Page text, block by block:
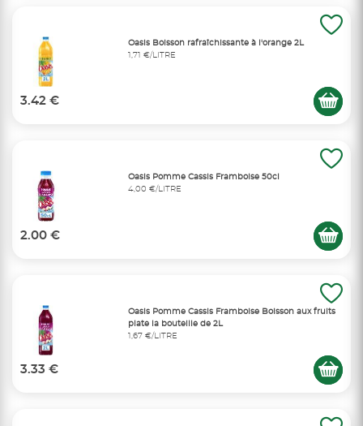
Oasis Boisson rafraîchissante à l'orange 2L
1,71 €/LITRE
3.42 €
Oasis Pomme Cassis Framboise 50cl
4,00 €/LITRE
2.00 €
Oasis Pomme Cassis Framboise Boisson aux fruits
plate la bouteille de 2L
1,67 €/LITRE
3.33 €